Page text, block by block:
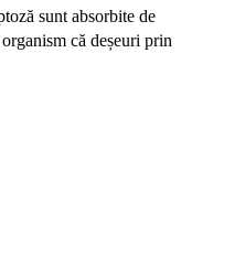
sunt absorbite de
că deșeuri prin